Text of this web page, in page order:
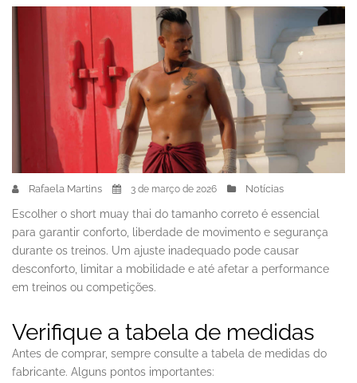
Rafaela Martins 3 de março de 2026 Notícias
Escolher o short muay thai do tamanho correto é essencial
para garantir conforto, liberdade de movimento e segurança
durante os treinos. Um ajuste inadequado pode causar
desconforto, limitar a mobilidade e até afetar a performance
em treinos ou competições.
Verifique a tabela de medidas
Antes de comprar, sempre consulte a tabela de medidas do
fabricante. Alguns pontos importantes: